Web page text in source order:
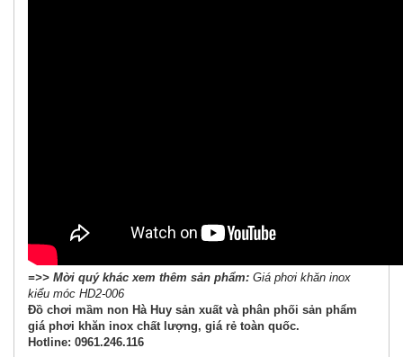
=>> Mời quý khác xem thêm sản phẩm: Giá phơi khăn inox
kiểu móc HD2-006
Đồ chơi mầm non Hà Huy sản xuất và phân phối sản phẩm
giá phơi khăn inox chất lượng, giá rẻ toàn quốc.
Hotline: 0961.246.116